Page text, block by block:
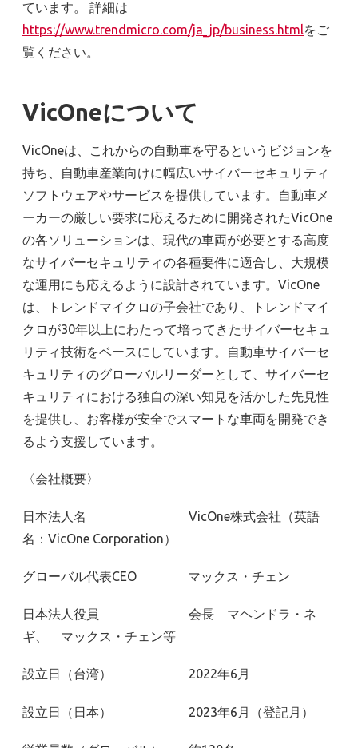
ています。 詳細は
https://www.trendmicro.com/ja_jp/business.htmlをご
覧ください。
VicOneについて
VicOneは、これからの自動車を守るというビジョンを
持ち、自動車産業向けに幅広いサイバーセキュリティ
ソフトウェアやサービスを提供しています。自動車メ
ーカーの厳しい要求に応えるために開発されたVicOne
の各ソリューションは、現代の車両が必要とする高度
なサイバーセキュリティの各種要件に適合し、大規模
な運用にも応えるように設計されています。VicOne
は、トレンドマイクロの子会社であり、トレンドマイ
クロが30年以上にわたって培ってきたサイバーセキュ
リティ技術をベースにしています。自動車サイバーセ
キュリティのグローバルリーダーとして、サイバーセ
キュリティにおける独自の深い知見を活かした先見性
を提供し、お客様が安全でスマートな車両を開発でき
るよう支援しています。
〈会社概要〉
日本法人名 VicOne株式会社（英語
名：VicOne Corporation）
グローバル代表CEO マックス・チェン
日本法人役員 会長 マヘンドラ・ネ
ギ、 マックス・チェン等
設立日（台湾） 2022年6月
設立日（日本） 2023年6月（登記月）